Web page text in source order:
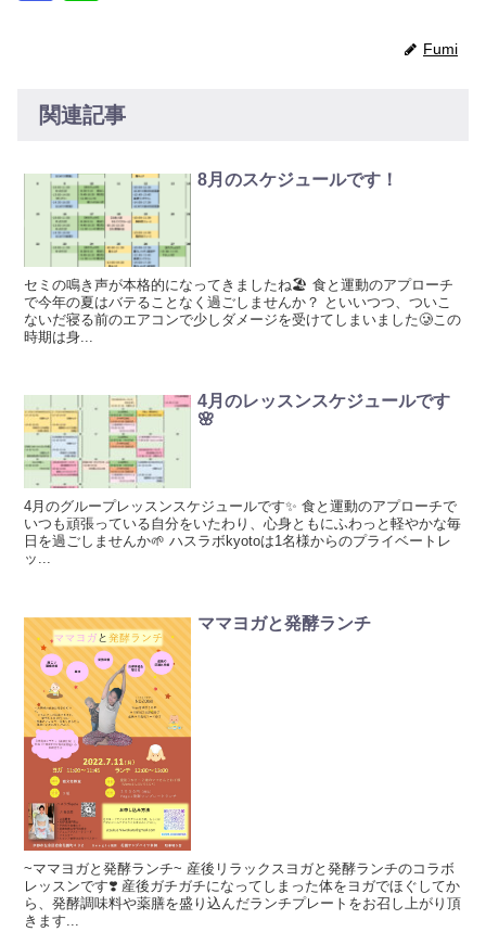
Fumi
関連記事
8月のスケジュールです！
セミの鳴き声が本格的になってきましたね🏖 食と運動のアプローチ
で今年の夏はバテることなく過ごしませんか？ といいつつ、ついこ
ないだ寝る前のエアコンで少しダメージを受けてしまいました🥲この
時期は身...
4月のレッスンスケジュールです
🌸
4月のグループレッスンスケジュールです✨ 食と運動のアプローチで
いつも頑張っている自分をいたわり、心身ともにふわっと軽やかな毎
日を過ごしませんか🌱 ハスラボkyotoは1名様からのプライベートレ
ッ...
ママヨガと発酵ランチ
~ママヨガと発酵ランチ~ 産後リラックスヨガと発酵ランチのコラボ
レッスンです❣️ 産後ガチガチになってしまった体をヨガでほぐしてか
ら、発酵調味料や薬膳を盛り込んだランチプレートをお召し上がり頂
きます...